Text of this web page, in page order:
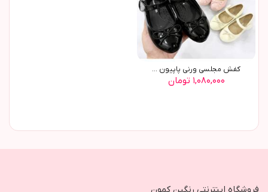
کفش مجلسي ورني پاپيون ...
۱,۰۸۰,۰۰۰ تومان
فروشگاه اینترنتی رنگین کمون